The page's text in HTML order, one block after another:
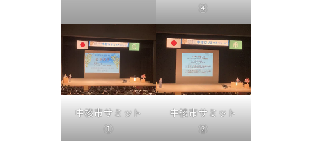
④
中核市サミット
①
中核市サミット
②